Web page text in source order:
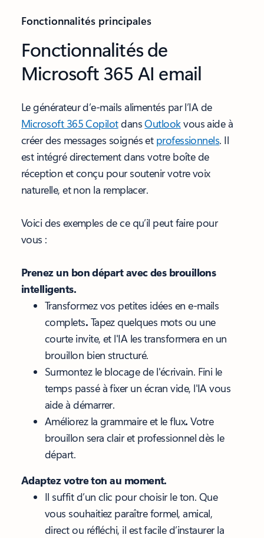
Fonctionnalités principales
Fonctionnalités de
Microsoft 365 AI email
Le générateur d’e-mails alimentés par l’IA de
Microsoft 365 CopilotdansOutlookvous aide à
créer des messages soignés et professionnels. Il
est intégré directement dans votre boîte de
réception et conçu pour soutenir votre voix
naturelle, et non la remplacer.
Voici des exemples de ce qu’il peut faire pour
vous :
Prenez un bon départ avec des brouillons
intelligents.
Transformez vos petites idées en e-mails
complets. Tapez quelques mots ou une
courte invite, et l'IA les transformera en un
brouillon bien structuré.
Surmontez le blocage de l'écrivain. Fini le
temps passé à fixer un écran vide, l'IA vous
aide à démarrer.
Améliorez la grammaire et le flux.Votre
brouillon sera clair et professionnel dès le
départ.
Adaptez votre ton au moment.
Il suffit d’un clic pour choisir le ton. Que
vous souhaitiez paraître formel, amical,
direct ou réfléchi, il est facile d’instaurer la